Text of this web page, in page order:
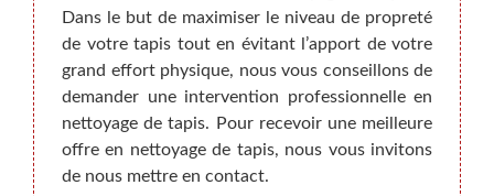
du
de
du
vous
Dans le but de maximiser le niveau de propreté
de votre tapis tout en évitant l’apport de votre
grand effort physique, nous vous conseillons de
demander une intervention professionnelle en
nettoyage de tapis. Pour recevoir une meilleure
offre en nettoyage de tapis, nous vous invitons
de nous mettre en contact.
qu’il
Des
des